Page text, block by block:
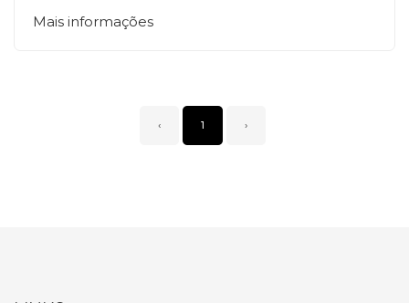
Mais informações
‹ 1 ›